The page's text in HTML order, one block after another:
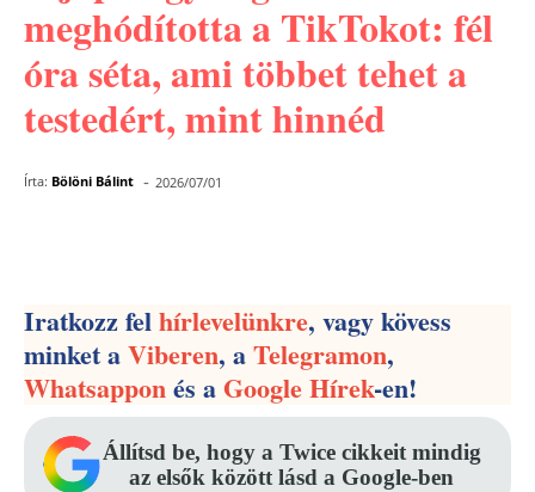
meghódította a TikTokot: fél
óra séta, ami többet tehet a
testedért, mint hinnéd
Írta: Bölöni Bálint - 2026/07/01
Iratkozz felhírlevelünkre, vagy kövess
minket aViberen, aTelegramon,
Whatsapponés aGoogle Hírek-en!
Állítsd be, hogy a Twice cikkeit mindig
az elsők között lásd a Google-ben